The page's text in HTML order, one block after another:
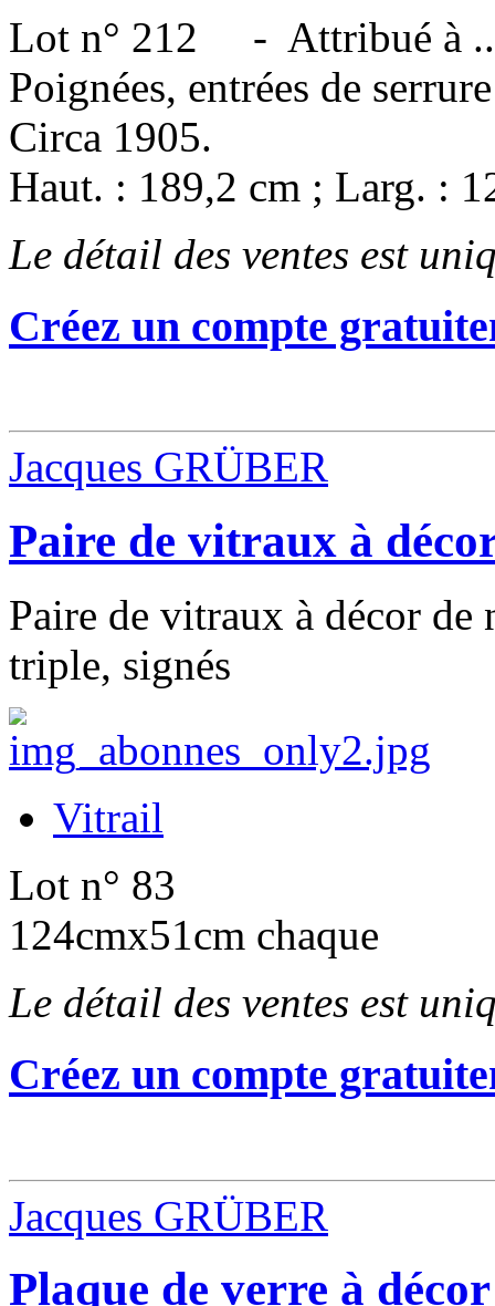
Lot n° 212 - Attribué à
Poignées, entrées de
Circa 1905.
Haut. : 189,2 cm ; Larg. :
Le détail des ventes est
Créez un compte
Jacques GRÜBER
Paire de vitraux à
Paire de vitraux à décor de
triple, signés
Vitrail
Lot n° 83
124cmx51cm chaque
Le détail des ventes est
Créez un compte
Jacques GRÜBER
Plaque de verre à